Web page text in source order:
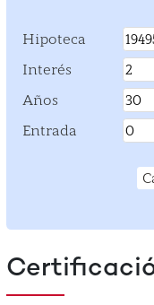
Hipoteca
Interés
Años Años
Entrada